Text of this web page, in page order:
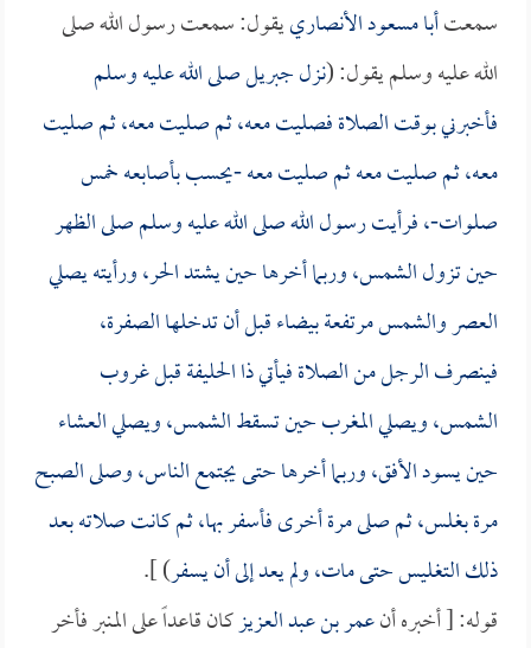
سمعتأبا مسعود الأنصارييقول: سمعت رسول الله صلى
الله عليه وسلم يقول: (نزل جبريل صلى الله عليه وسلم
فأخبرني بوقت الصلاة فصليت معه، ثم صليت معه، ثم صليت
معه، ثم صليت معه ثم صليت معه -يحسب بأصابعه خمس
صلوات-، فرأيت رسول الله صلى الله عليه وسلم صلى الظهر
حين تزول الشمس، وربما أخرها حين يشتد الحر، ورأيته يصلي
العصر والشمس مرتفعة بيضاء قبل أن تدخلها الصفرة،
فينصرف الرجل من الصلاة فيأتي ذا الحليفة قبل غروب
الشمس، ويصلي المغرب حين تسقط الشمس، ويصلي العشاء
حين يسود الأفق، وربما أخرها حتى يجتمع الناس، وصلى الصبح
مرة بغلس، ثم صلى مرة أخرى فأسفر بها، ثم كانت صلاته بعد
ذلك التغليس حتى مات، ولم يعد إلى أن يسفر) ].
قوله: [ أخبره أنعمر بن عبد العزيزكان قاعداً على المنبر فأخر